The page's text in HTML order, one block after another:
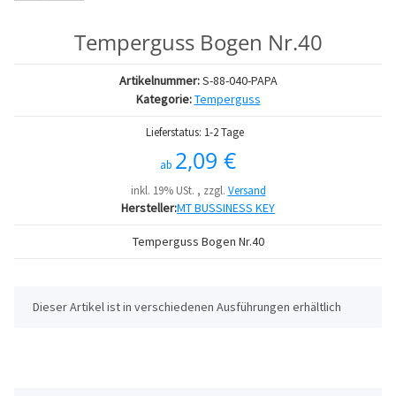
Temperguss Bogen Nr.40
Artikelnummer:S-88-040-PAPA
Kategorie:Temperguss
Lieferstatus: 1-2 Tage
ab 2,09 €
inkl. 19% USt. , zzgl. Versand
Hersteller:MT BUSSINESS KEY
Temperguss Bogen Nr.40
x
Dieser Artikel ist in verschiedenen Ausführungen erhältlich